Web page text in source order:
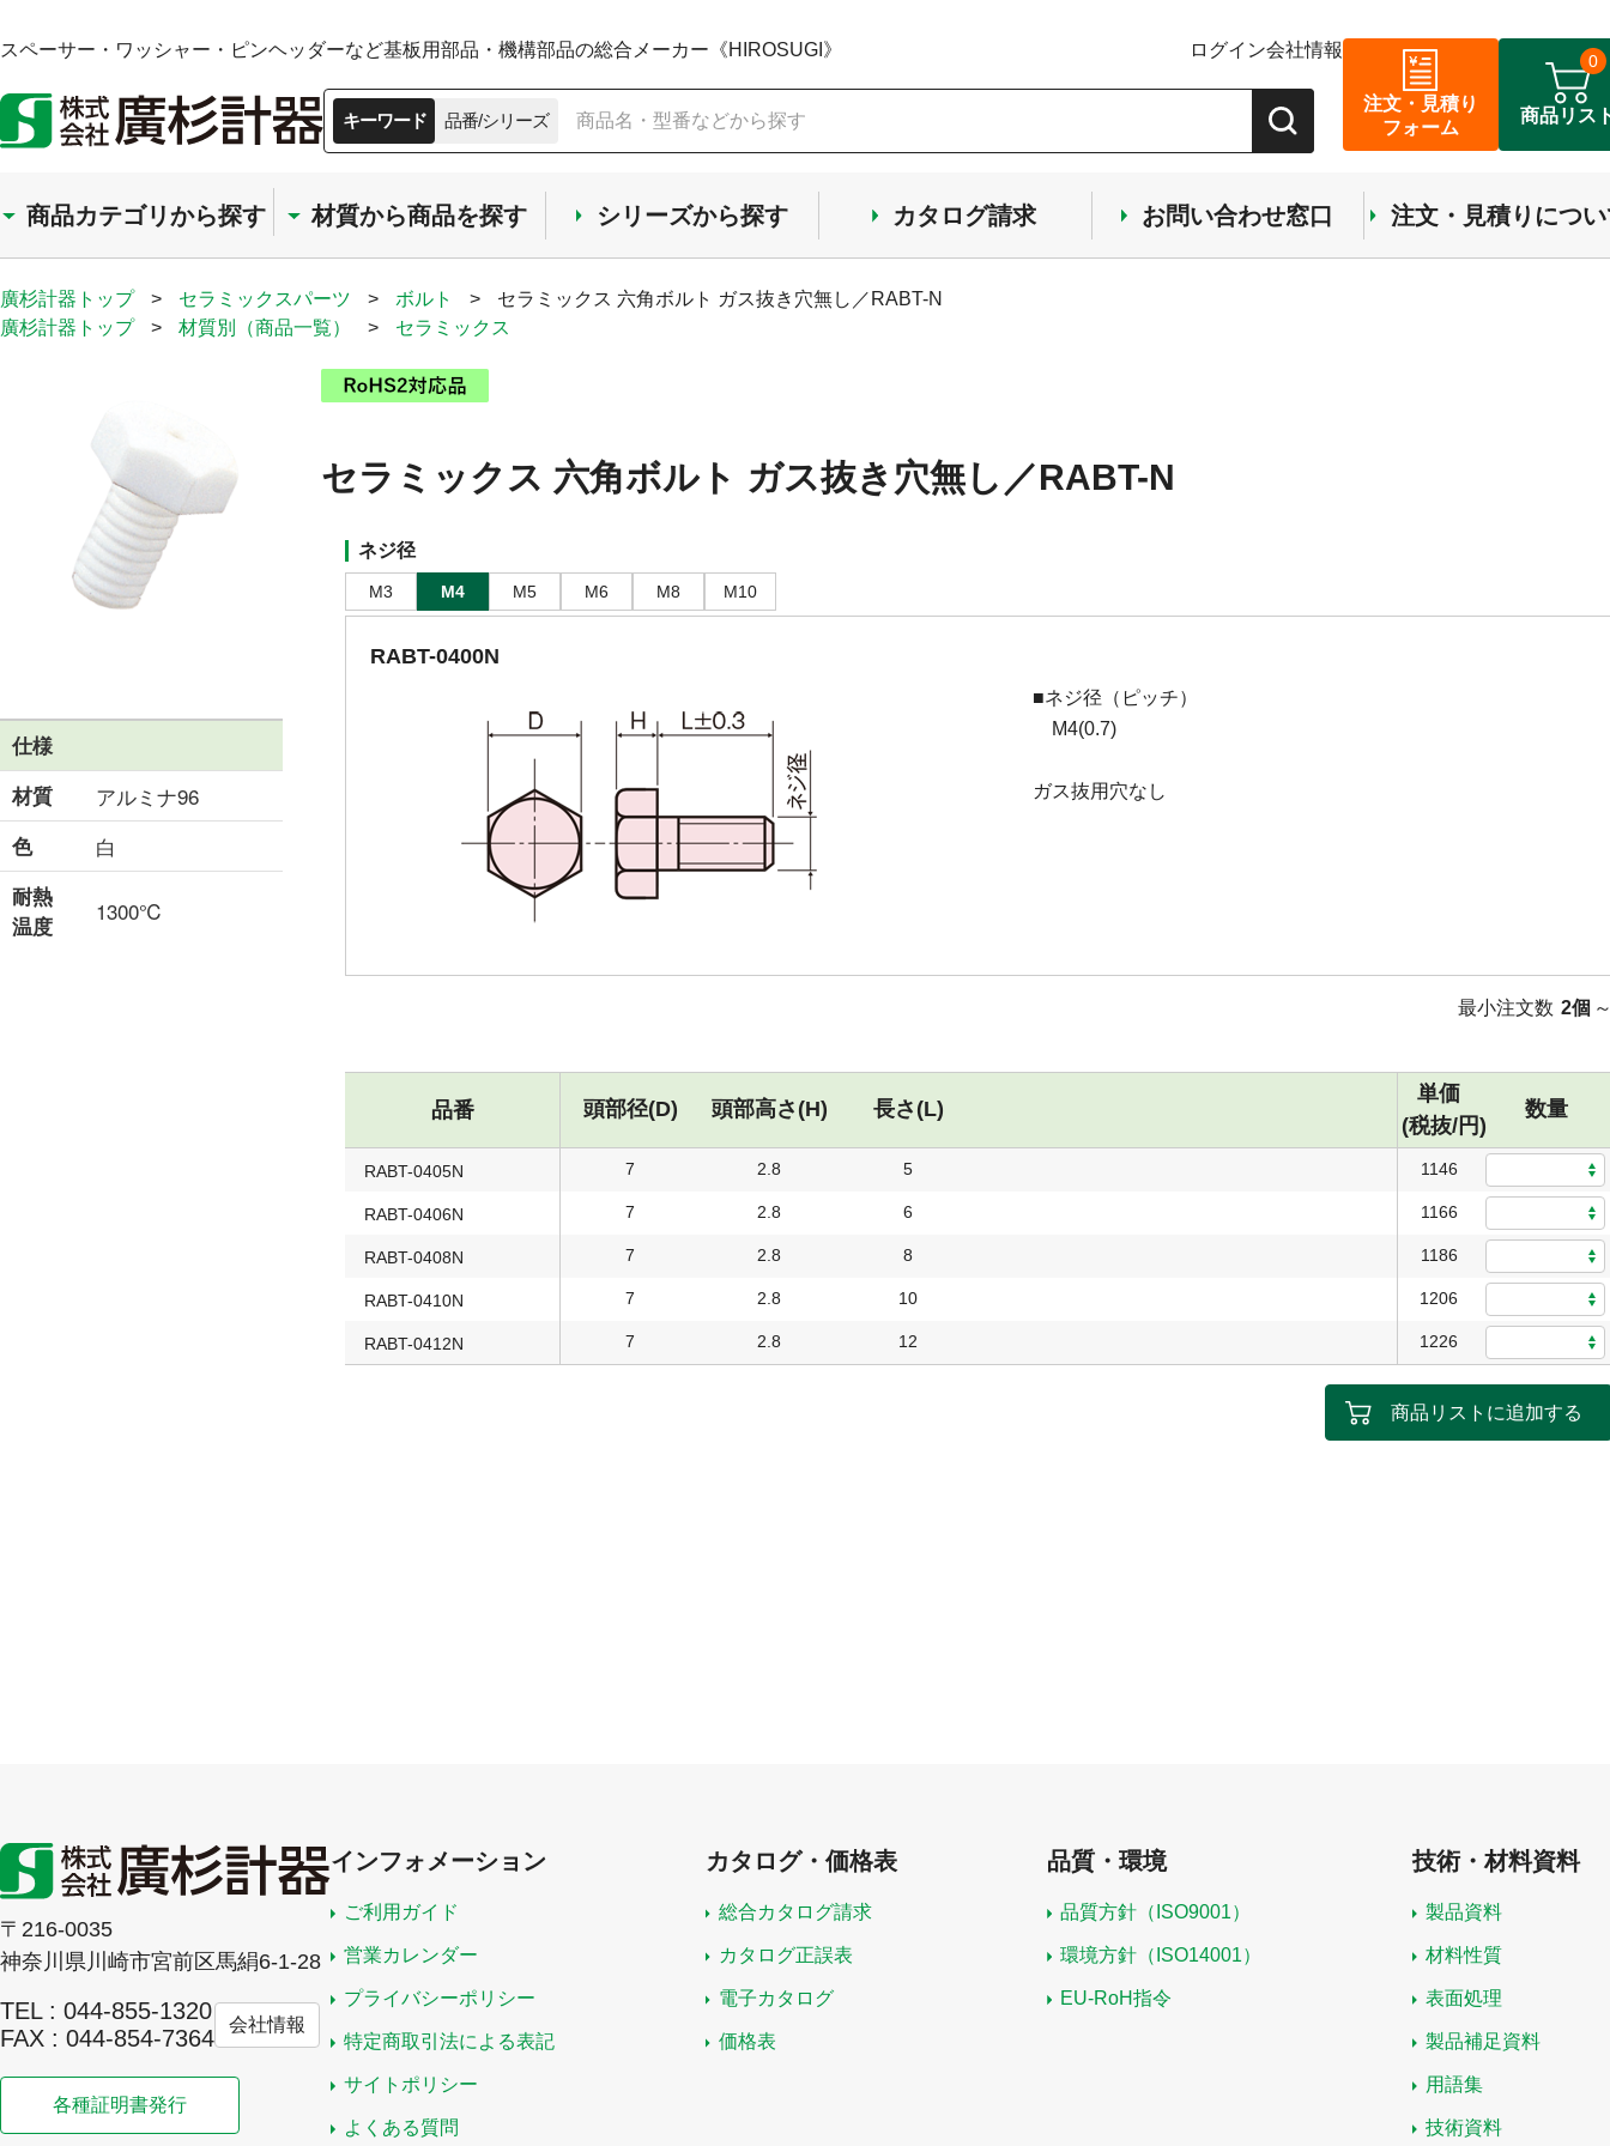
スペーサー・ワッシャー・ピンヘッダーなど基板用部品・機構部品の総合メーカー《HIROSUGI》 ログイン会社情報
キーワード 品番/シリーズ
注文・見積り
フォーム
商品リス
0
商品カテゴリから探す 材質から商品を探す シリーズから探す カタログ請求 お問い合わせ窓口 注文・見積りにつ
廣杉計器トップ > セラミックスパーツ > ボルト >
セラミックス 六角ボルト ガス抜き穴無し／RABT-N
廣杉計器トップ
> 材質別（商品一覧） > セラミックス
仕様
材質
アルミナ96
色 白
耐熱
温度
1300℃
セラミックス 六角ボルト ガス抜き穴無し／RABT-N
ネジ径
M3 M4 M5 M6 M8 M10
RABT-0400N
■ネジ径（ピッチ）
M4(0.7)
ガス抜用穴なし
最小注文数 2個
品番 頭部径(D) 頭部高さ(H) 長さ(L)
単価
(税抜/円)
数量
RABT-0405N 7 2.8 5 1146
RABT-0406N 7 2.8 6 1166
RABT-0408N 7 2.8 8 1186
RABT-0410N 7 2.8 10 1206
RABT-0412N 7 2.8 12 1226
商品リストに追加する
〒216-0035
神奈川県川崎市宮前区馬絹6-1-28
TEL : 044-855-1320
FAX : 044-854-7364
会社情報
各種証明書発行
インフォメーション
ご利用ガイド
営業カレンダー
プライバシーポリシー
特定商取引法による表記
サイトポリシー
よくある質問
カタログ・価格表
総合カタログ請求
カタログ正誤表
電子カタログ
価格表
品質・環境
品質方針（ISO9001）
環境方針（ISO14001）
EU-RoH指令
技術・材料資料
製品資料
材料性質
表面処理
製品補足資料
用語集
技術資料